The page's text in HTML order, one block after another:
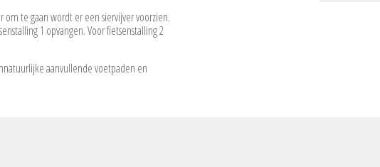
te gaan wordt er een siervijver voorzien.
1 opvangen. Voor fietsenstalling 2
aanvullende voetpaden en